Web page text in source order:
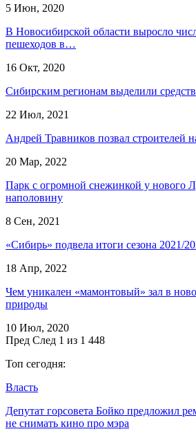
5 Июн, 2020
В Новосибирской области выросло
пешеходов в…
16 Окт, 2020
Сибирским регионам выделили
22 Июл, 2021
Андрей Травников позвал строителей
20 Мар, 2022
Парк с огромной снежинкой у нового
наполовину
8 Сен, 2021
«Сибирь» подвела итоги сезона 2021/
18 Апр, 2022
Чем уникален «мамонтовый» зал в
природы
10 Июл, 2020
Пред След 1 из 1 448
Топ сегодня:
Власть
Депутат горсовета Бойко предложил
не снимать кино про мэра